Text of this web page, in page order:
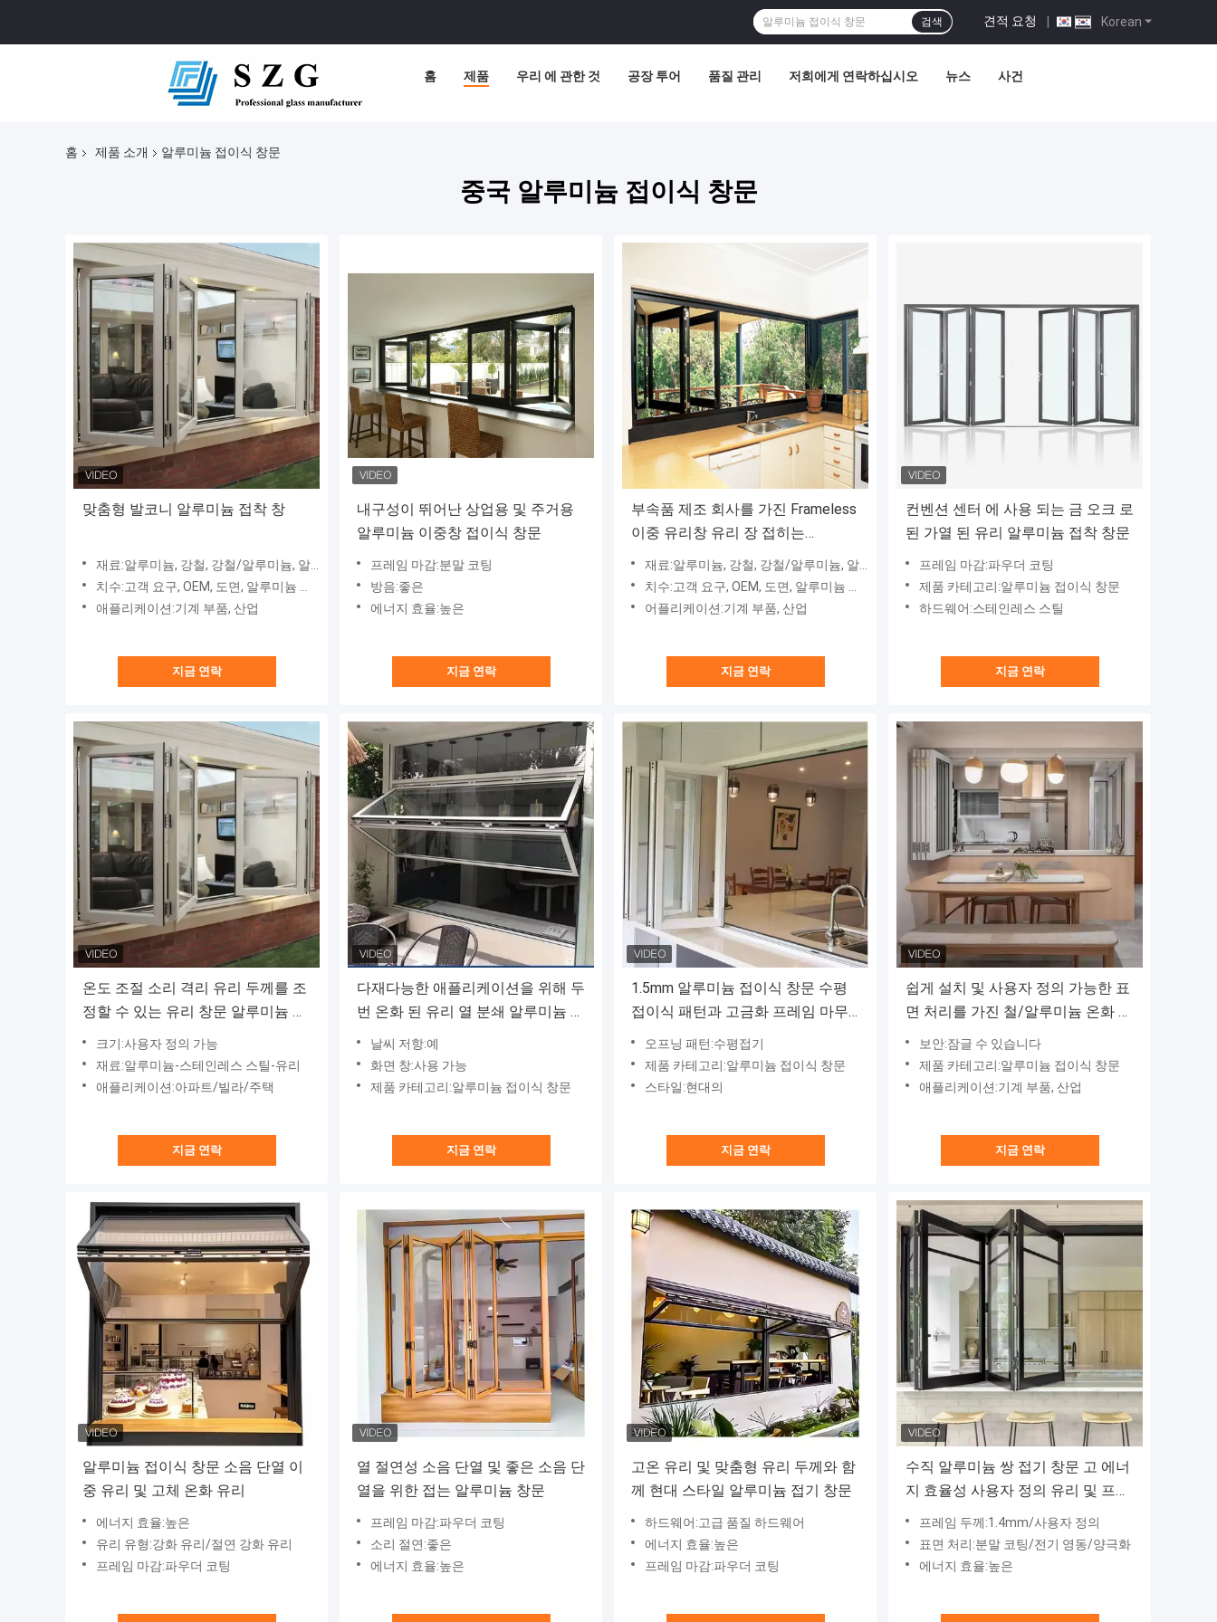
Korean
견적 요청 |
검색
홈 제품 우리 에 관한 것 공장 투어 품질 관리 저희에게 연락하십시오 뉴스 사건
홈 제품 소개 알루미늄 접이식 창문
중국 알루미늄 접이식 창문
맞춤형 발코니 알루미늄 접착 창
재료:알루미늄, 강철, 강철/알루미늄, 알루미늄/구리/강철판 등 고객 요청에 따라
치수:고객 요구, OEM, 도면, 알루미늄 단조 부품, 맞춤형
애플리케이션:기계 부품, 산업
지금 연락
내구성이 뛰어난 상업용 및 주거용
알루미늄 이중창 접이식 창문
프레임 마감:분말 코팅
방음:좋은
에너지 효율:높은
지금 연락
부속품 제조 회사를 가진 Frameless
이중 유리창 유리 장 접히는
Windows 디자인
재료:알루미늄, 강철, 강철/알루미늄, 알루미늄/구리/강철판 등 고객 요청에 따라
치수:고객 요구, OEM, 도면, 알루미늄 단조 부품, 맞춤형
어플리케이션:기계 부품, 산업
지금 연락
컨벤션 센터 에 사용 되는 금 오크 로
된 가열 된 유리 알루미늄 접착 창문
프레임 마감:파우더 코팅
제품 카테고리:알루미늄 접이식 창문
하드웨어:스테인레스 스틸
지금 연락
온도 조절 소리 격리 유리 두께를 조
정할 수 있는 유리 창문 알루미늄 스
테인레스 스틸 유리
크기:사용자 정의 가능
재료:알루미늄-스테인레스 스틸-유리
애플리케이션:아파트/빌라/주택
지금 연락
다재다능한 애플리케이션을 위해 두
번 온화 된 유리 열 분쇄 알루미늄 창
날씨 저항:예
화면 창:사용 가능
제품 카테고리:알루미늄 접이식 창문
지금 연락
1.5mm 알루미늄 접이식 창문 수평
접이식 패턴과 고금화 프레임 마무
오프닝 패턴:수평접기
제품 카테고리:알루미늄 접이식 창문
스타일:현대의
지금 연락
쉽게 설치 및 사용자 정의 가능한 표
면 처리를 가진 철/알루미늄 온화 유
리 창문
보안:잠글 수 있습니다
제품 카테고리:알루미늄 접이식 창문
애플리케이션:기계 부품, 산업
지금 연락
알루미늄 접이식 창문 소음 단열 이
중 유리 및 고체 온화 유리
에너지 효율:높은
유리 유형:강화 유리/절연 강화 유리
프레임 마감:파우더 코팅
열 절연성 소음 단열 및 좋은 소음 단
열을 위한 접는 알루미늄 창문
프레임 마감:파우더 코팅
소리 절연:좋은
에너지 효율:높은
고온 유리 및 맞춤형 유리 두께와 함
께 현대 스타일 알루미늄 접기 창문
하드웨어:고급 품질 하드웨어
에너지 효율:높은
프레임 마감:파우더 코팅
수직 알루미늄 쌍 접기 창문 고 에너
지 효율성 사용자 정의 유리 및 프레
프레임 두께:1.4mm/사용자 정의
표면 처리:분말 코팅/전기 영동/양극화
에너지 효율:높은